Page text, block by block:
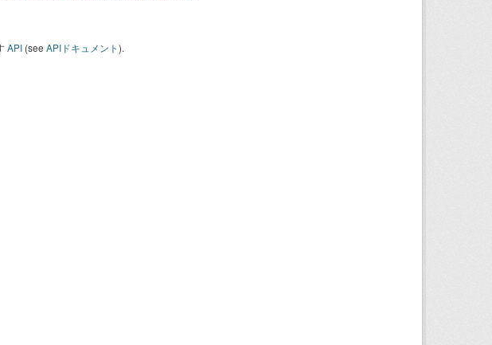
API (see APIドキュメント).